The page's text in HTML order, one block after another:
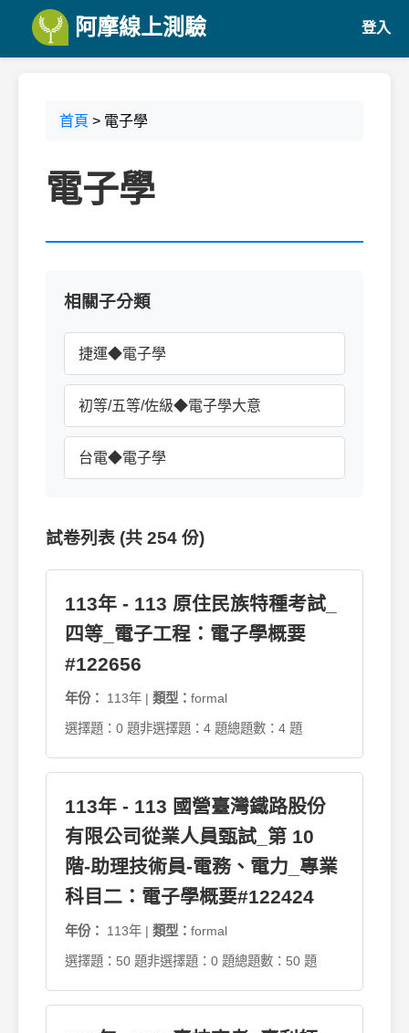
阿摩線上測驗 登入
首頁 > 電子學
電子學
相關子分類
捷運◆電子學
初等/五等/佐級◆電子學大意
台電◆電子學
試卷列表 (共 254 份)
113年 - 113 原住民族特種考試_
四等_電子工程：電子學概要
#122656
年份： 113年 | 類型： formal
選擇題：0 題非選擇題：4 題總題數：4 題
113年 - 113 國營臺灣鐵路股份
有限公司從業人員甄試_第 10
階-助理技術員-電務、電力_專業
科目二：電子學概要#122424
年份： 113年 | 類型： formal
選擇題：50 題非選擇題：0 題總題數：50 題